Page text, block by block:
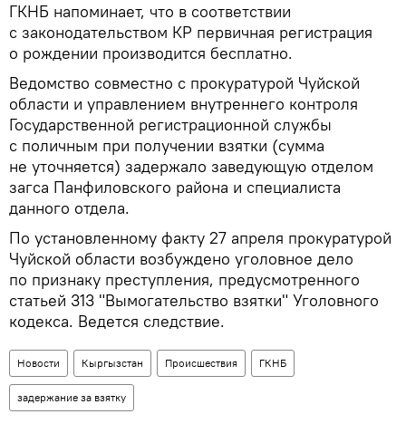
ГКНБ напоминает, что в соответствии
с законодательством КР первичная регистрация
о рождении производится бесплатно.
Ведомство совместно с прокуратурой Чуйской
области и управлением внутреннего контроля
Государственной регистрационной службы
с поличным при получении взятки (сумма
не уточняется) задержало заведующую отделом
загса Панфиловского района и специалиста
данного отдела.
По установленному факту 27 апреля прокуратурой
Чуйской области возбуждено уголовное дело
по признаку преступления, предусмотренного
статьей 313 "Вымогательство взятки" Уголовного
кодекса. Ведется следствие.
Новости Кыргызстан Происшествия ГКНБ
задержание за взятку